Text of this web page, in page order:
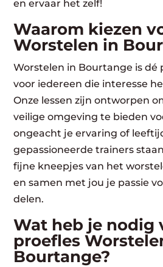
en ervaar het zelf!
Waarom kiezen
Worstelen in
Worstelen in Bourtange is dé
voor iedereen die interesse
Onze lessen zijn ontworpen
veilige omgeving te bieden
ongeacht je ervaring of
gepassioneerde trainers
fijne kneepjes van het
en samen met jou je passie
delen.
Wat heb je nodig
proefles
Bourtange?